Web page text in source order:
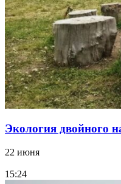
Экология двойного
22 июня
15:24